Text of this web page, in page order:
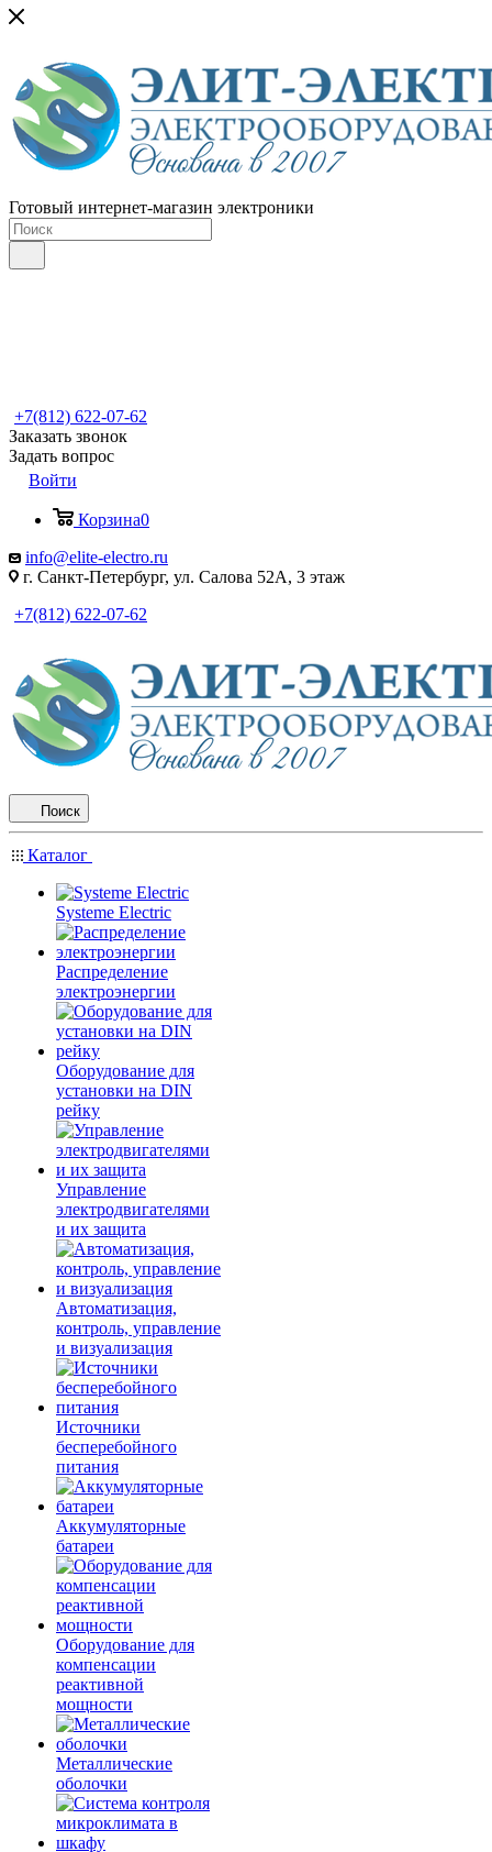
Готовый интернет-магазин электроники
+7(812) 622-07-62
Заказать звонок
Задать вопрос
Войти
Корзина0
info@elite-electro.ru
г. Санкт-Петербург, ул. Салова 52А, 3 этаж
+7(812) 622-07-62
Поиск
Каталог
Systeme Electric
Распределение
электроэнергии
Оборудование для
установки на DIN
рейку
Управление
электродвигателями
и их защита
Автоматизация,
контроль, управление
и визуализация
Источники
бесперебойного
питания
Аккумуляторные
батареи
Оборудование для
компенсации
реактивной
мощности
Металлические
оболочки